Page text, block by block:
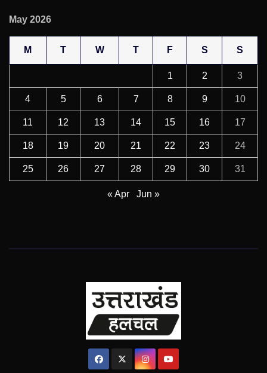
May 2026
M T W T F S S
1 2 3
4 5 6 7 8 9 10
11 12 13 14 15 16 17
18 19 20 21 22 23 24
25 26 27 28 29 30 31
« Apr Jun »